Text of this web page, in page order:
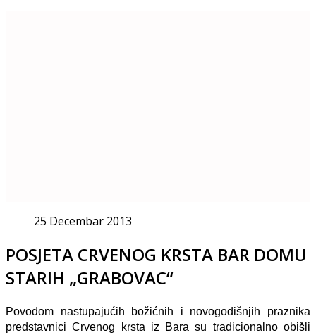
25 Decembar 2013
POSJETA CRVENOG KRSTA BAR DOMU
STARIH „GRABOVAC“
Povodom nastupajućih božićnih i novogodišnjih praznika
predstavnici Crvenog krsta iz Bara su tradicionalno obišli